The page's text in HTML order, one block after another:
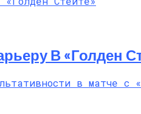
В «Голден